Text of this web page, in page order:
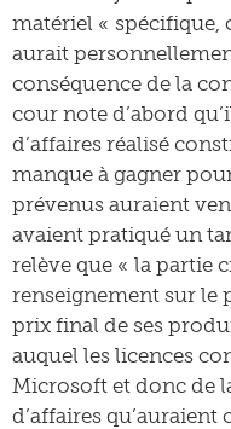
matériel « spécifique,
aurait
conséquence de la
cour note d’abord
d’affaires réalisé
manque à gagner
prévenus auraient
avaient pratiqué un
relève que « la partie
renseignement sur le
prix final de ses
auquel les licences
Microsoft et donc de
d’affaires qu’auraient